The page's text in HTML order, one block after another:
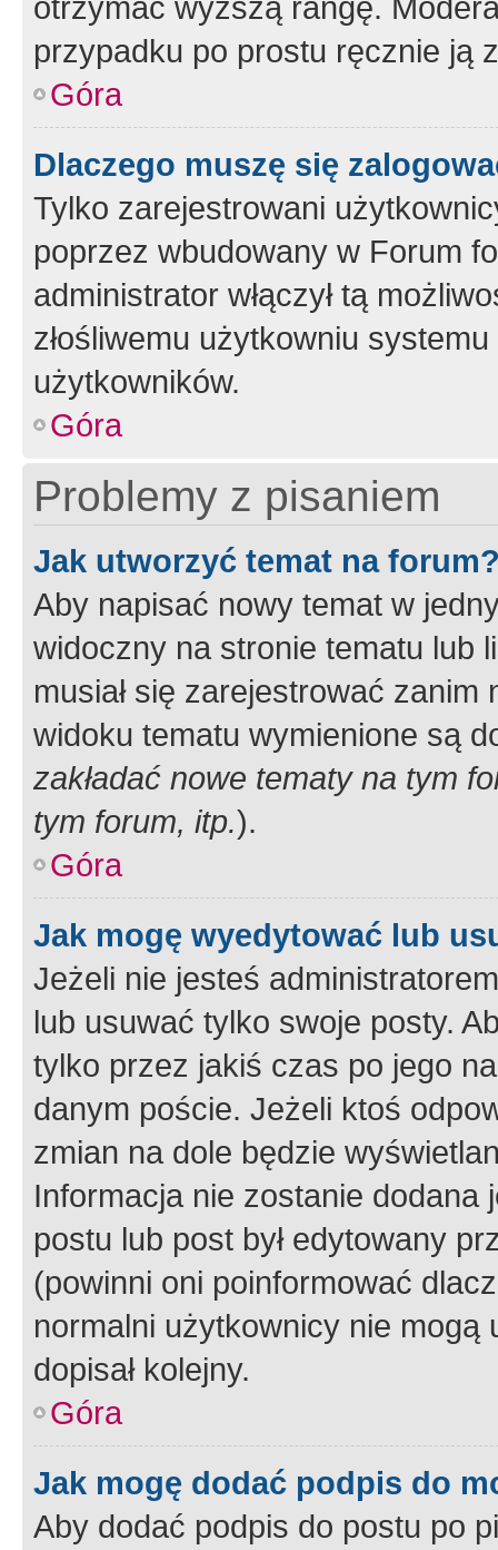
przypadku po prostu ręcznie ją
Góra
Dlaczego muszę się
Tylko zarejestrowani
poprzez wbudowany w Forum
administrator włączył tą
złośliwemu użytkowniu
użytkowników.
Góra
Problemy z pisaniem
Jak utworzyć temat na
Aby napisać nowy temat w
widoczny na stronie tematu lub
musiał się zarejestrować
widoku tematu wymienione są
zakładać nowe tematy na tym
tym forum, itp.).
Góra
Jak mogę wyedytować lub
Jeżeli nie jesteś
lub usuwać tylko swoje posty.
tylko przez jakiś czas po jego
danym poście. Jeżeli ktoś
zmian na dole będzie
Informacja nie zostanie dodana
postu lub post był edytowany
(powinni oni poinformować
normalni użytkownicy nie
dopisał kolejny.
Góra
Jak mogę dodać podpis do
Aby dodać podpis do postu po